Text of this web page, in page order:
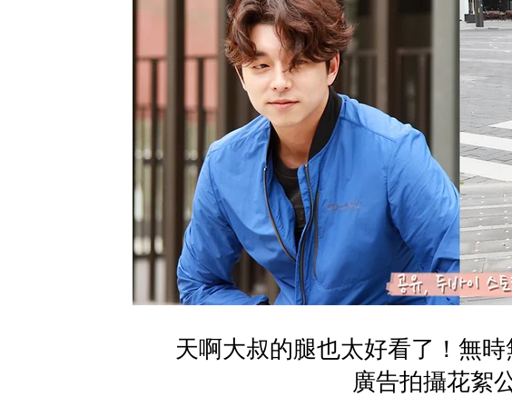
天啊大叔的腿也太好看了！無
廣告拍攝花絮